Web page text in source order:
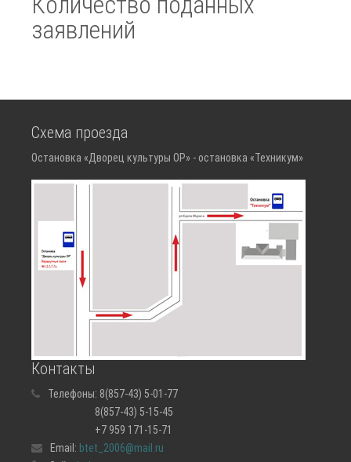
заявлений
Схема проезда
Остановка «Дворец культуры ОР» - остановка «Техникум»
Контакты
Телефоны: 8(857-43) 5-01-77
8(857-43) 5-15-45
+7 959 171-15-71
Email: btet_2006@mail.ru